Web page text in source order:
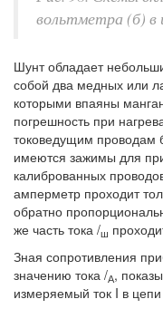
вольтметра (б) в
Шунт обладает
собой два медных или
которыми впаяны
погрешность при
токоведущим проводам
имеются зажимы для
калиброванных
амперметр проходит
обратно
же часть тока /ш
Зная сопротивления
значению тока /А,
измеряемый ток I в